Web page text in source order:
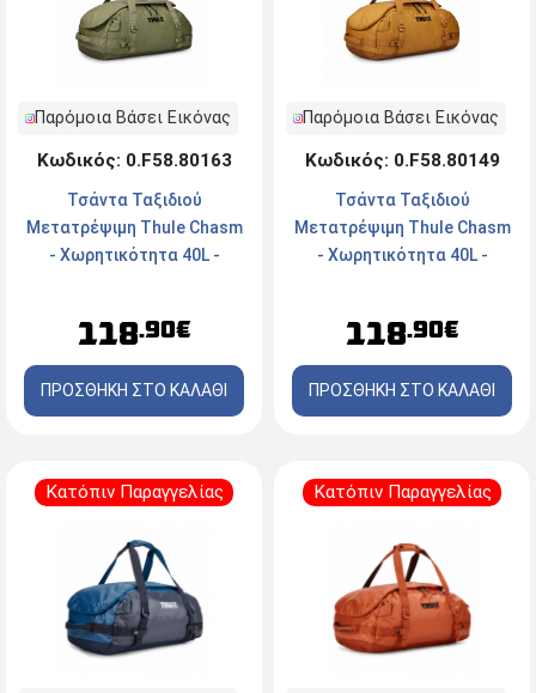
Παρόμοια Βάσει Εικόνας
Κωδικός: 0.F58.80163
Τσάντα Ταξιδιού
Μετατρέψιμη Thule Chasm
- Χωρητικότητα 40L -
118.90€
ΠΡΟΣΘΗΚΗ ΣΤΟ ΚΑΛΑΘΙ
Παρόμοια Βάσει Εικόνας
Κωδικός: 0.F58.80149
Τσάντα Ταξιδιού
Μετατρέψιμη Thule Chasm
- Χωρητικότητα 40L -
118.90€
ΠΡΟΣΘΗΚΗ ΣΤΟ ΚΑΛΑΘΙ
Κατόπιν Παραγγελίας Κατόπιν Παραγγελίας